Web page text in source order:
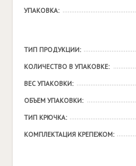
УПАКОВКА:
ТИП ПРОДУКЦИИ:
КОЛИЧЕСТВО В УПАКОВКЕ:
ВЕС УПАКОВКИ:
ОБЪЕМ УПАКОВКИ:
ТИП КРЮЧКА:
КОМПЛЕКТАЦИЯ КРЕПЕЖОМ: